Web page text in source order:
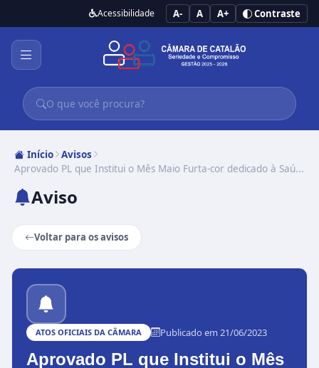
Acessibilidade A- A A+ Contraste
Início
Avisos
Aprovado PL que Institui o Mês Maio Furta-cor dedicado à Saú...
Aviso
Voltar para os avisos
ATOS OFICIAIS DA CÂMARA Publicado em 21/06/2023
Aprovado PL que Institui o Mês